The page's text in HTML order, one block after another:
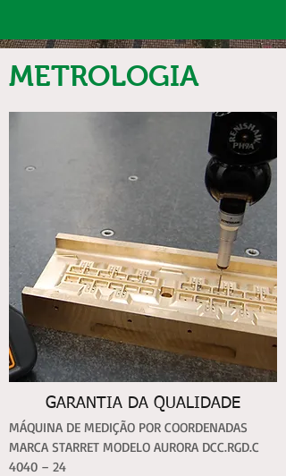
METROLOGIA
MÁQUINA DE MEDIÇÃO POR COORDENADAS
MARCA STARRET MODELO AURORA DCC.RGD.C
4040 – 24
GARANTIA DA QUALIDADE